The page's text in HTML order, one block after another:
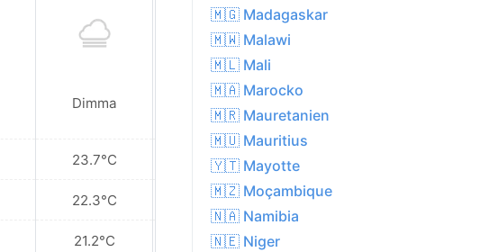
Dimma
23.7°C
22.3°C
21.2°C
24.7°C
22.7°C
21.1°C
🇲🇬 Madagaskar
🇲🇼 Malawi
🇲🇱 Mali
🇲🇦 Marocko
🇲🇷 Mauretanien
🇲🇺 Mauritius
🇾🇹 Mayotte
🇲🇿 Moçambique
🇳🇦 Namibia
🇳🇪 Niger